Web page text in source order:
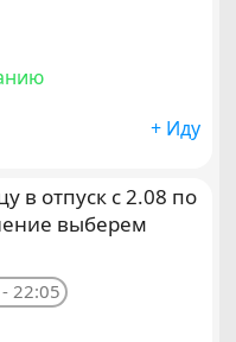
+ Иду
в отпуск с 2.08 по
выберем
22:05